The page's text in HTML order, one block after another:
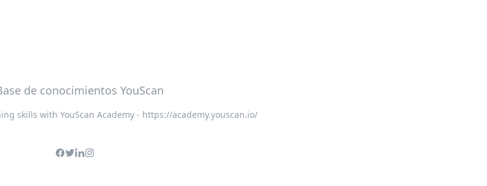
skills with YouScan Academy - https://academy.youscan.io/